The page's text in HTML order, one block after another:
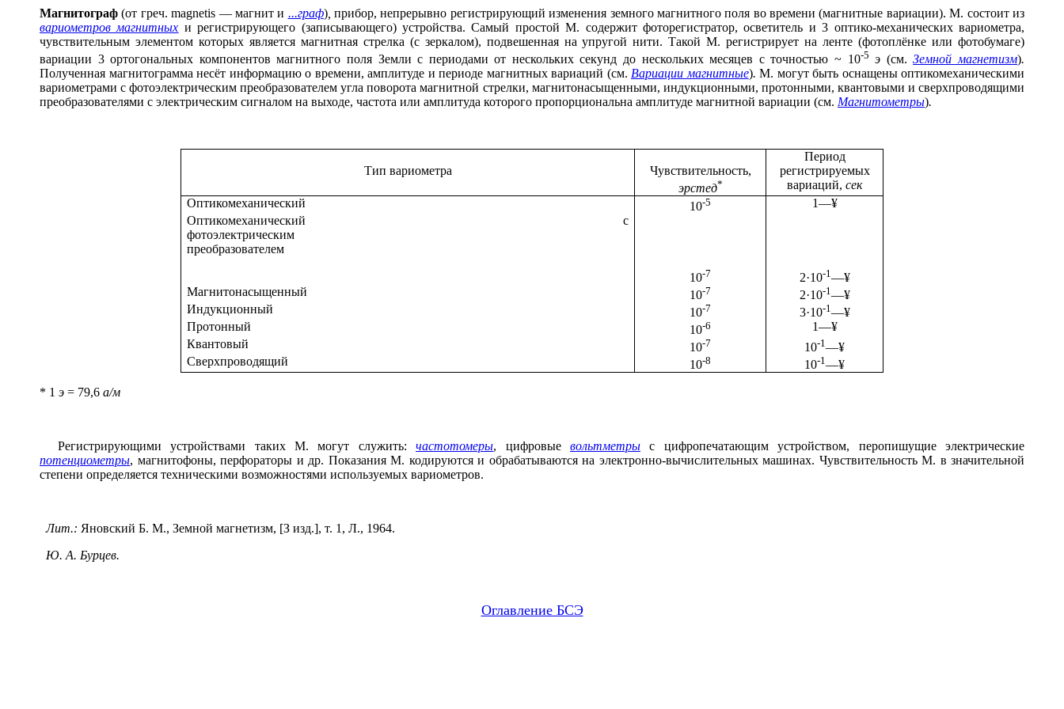
Магнитограф (от греч. magnetis — магнит и ...граф), прибор, непрерывно регистрирующий изменения земного магнитного поля во времени (магнитные вариации). М. состоит из
вариометров магнитных и регистрирующего (записывающего) устройства. Самый простой М. содержит фоторегистратор, осветитель и 3 оптико-механических вариометра,
чувствительным элементом которых является магнитная стрелка (с зеркалом), подвешенная на упругой нити. Такой М. регистрирует на ленте (фотоплёнке или фотобумаге)
вариации 3 ортогональных компонентов магнитного поля Земли с периодами от нескольких секунд до нескольких месяцев с точностью ~ 10-5 э (см.Земной магнетизм).
Полученная магнитограмма несёт информацию о времени, амплитуде и периоде магнитных вариаций (см. Вариации магнитные). М. могут быть оснащены оптикомеханическими
вариометрами с фотоэлектрическим преобразователем угла поворота магнитной стрелки, магнитонасыщенными, индукционными, протонными, квантовыми и сверхпроводящими
преобразователями с электрическим сигналом на выходе, частота или амплитуда которого пропорциональна амплитуде магнитной вариации (см. Магнитометры).
Тип вариометра
Чувствительность,
эрстед*
Период
регистрируемых
вариаций, сек
Оптикомеханический
10-5 1—¥
Оптикомеханический с
фотоэлектрическим
преобразователем
10-7 2·10-1—¥
Магнитонасыщенный
10-7 2·10-1—¥
Индукционный
10-7 3·10-1—¥
Протонный
10-6 1—¥
Квантовый
10-7 10-1—¥
Сверхпроводящий
10-8 10-1—¥
* 1 э = 79,6 а/м
Регистрирующими устройствами таких М. могут служить:частотомеры, цифровыевольтметры с цифропечатающим устройством, перопишущие электрические
потенциометры, магнитофоны, перфораторы и др. Показания М. кодируются и обрабатываются на электронно-вычислительных машинах. Чувствительность М. в значительной
степени определяется техническими возможностями используемых вариометров.
Лит.: Яновский Б. М., Земной магнетизм, [З изд.], т. 1, Л., 1964.
Ю. А. Бурцев.
Оглавление БСЭ